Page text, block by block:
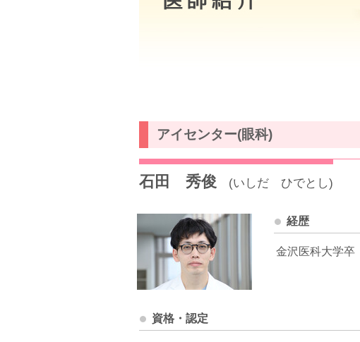
アイセンター(眼科)
石田 秀俊 (いしだ ひでとし)
経歴
金沢医科大学卒
資格・認定